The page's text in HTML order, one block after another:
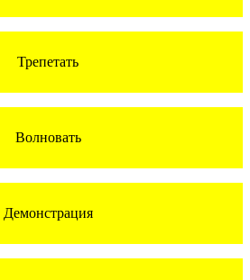
Трепетать
Волновать
Демонстрация